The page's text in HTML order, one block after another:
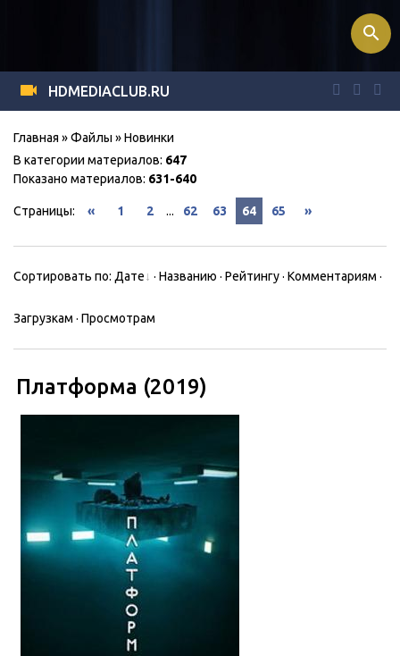
HDMEDIACLUB.RU
search
Главная »Файлы » Новинки
В категории материалов: 647
Показано материалов: 631-640
Страницы: « 1 2 ... 62 63 64 65 »
Сортировать по: Дате · Названию · Рейтингу· Комментариям ·
Загрузкам · Просмотрам
Платформа (2019)